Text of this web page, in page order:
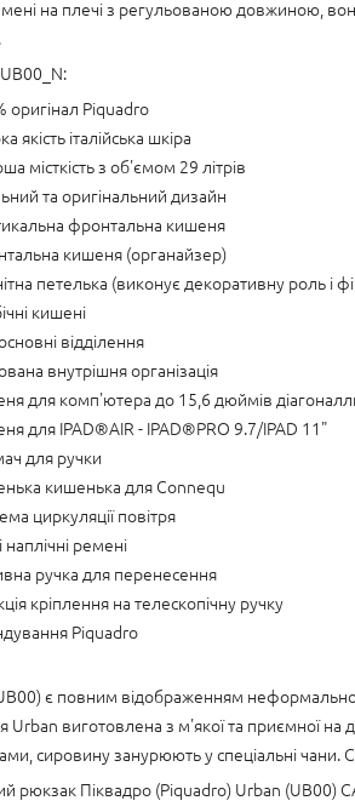
на плечі з регульованою довжиною,
оригінал Piquadro
якість італійська шкіра
місткість з об'ємом 29 літрів
та оригінальний дизайн
фронтальна кишеня
кишеня (органайзер)
петелька (виконує декоративну роль і
кишені
відділення
внутрішня організація
для комп'ютера до 15,6 дюймів
для IPAD®AIR - IPAD®PRO 9.7/IPAD 11"
для ручки
кишенька для Connequ
циркуляції повітря
наплічні ремені
ручка для перенесення
кріплення на телескопічну ручку
Piquadro
є повним відображенням
Urban виготовлена з м'якої та приємної
сировину занурюють у спеціальні чани.
рюкзак Піквадро (Piquadro) Urban (UB00)